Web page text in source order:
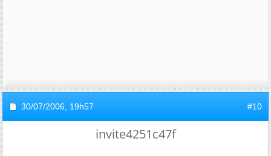
30/07/2006, 19h57 #10
invite4251c47f